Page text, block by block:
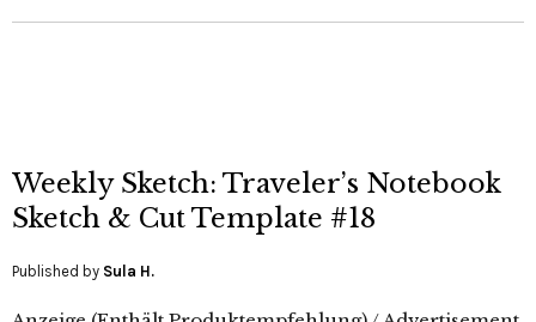
Weekly Sketch: Traveler’s Notebook
Sketch & Cut Template #18
Published by Sula H.